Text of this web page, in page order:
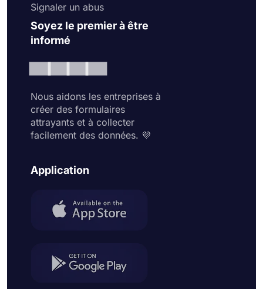
Signaler un abus
Soyez le premier à être
informé
Nous aidons les entreprises à
créer des formulaires
attrayants et à collecter
facilement des données. 💜
Application